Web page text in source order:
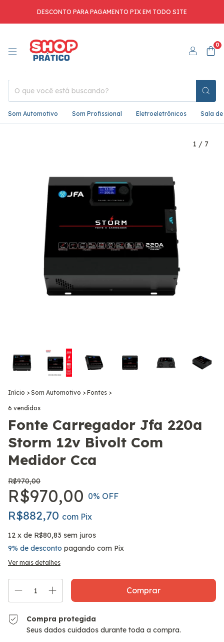
DESCONTO PARA PAGAMENTO PIX EM TODO SITE
0
Som Automotivo Som Profissional Eletroeletrônicos Sala de
1 / 7
Início > Som Automotivo > Fontes >
6 vendidos
Fonte Carregador Jfa 220a
Storm 12v Bivolt Com
Medidor Cca
R$970,00
R$970,00 0% OFF
R$882,70 com Pix
12 x de R$80,83 sem juros
9% de desconto pagando com Pix
Ver mais detalhes
Compra protegida
Seus dados cuidados durante toda a compra.